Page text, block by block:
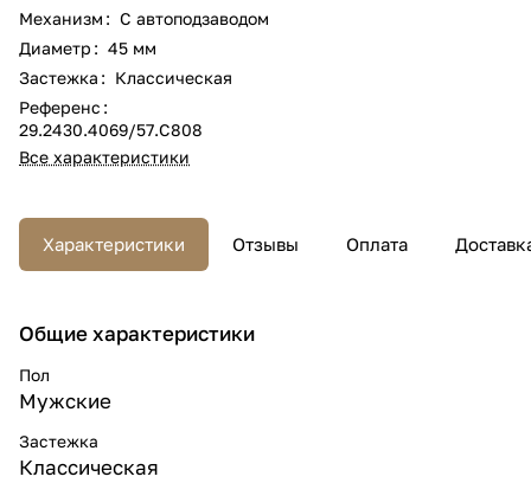
Механизм : С автоподзаводом
Диаметр : 45 мм
Застежка : Классическая
Референс :
29.2430.4069/57.C808
Все характеристики
Характеристики Отзывы Оплата
Общие характеристики
Пол
Мужские
Застежка
Классическая